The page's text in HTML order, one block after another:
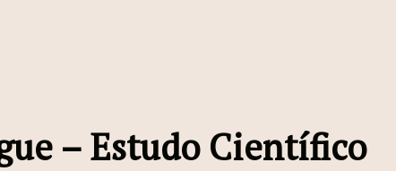
– Estudo Científico